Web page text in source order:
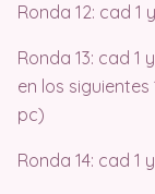
Ronda 12: cad 1
Ronda 13: cad 1
en los siguientes
pc)
Ronda 14: cad